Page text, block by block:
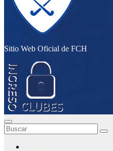
Sitio Web Oficial de FCH